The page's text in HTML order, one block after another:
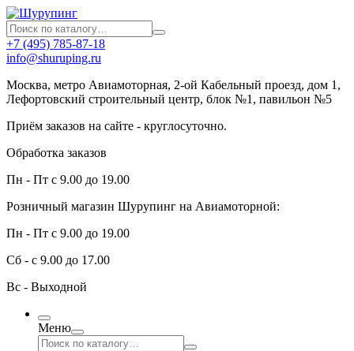
+7 (495) 785-87-18
info@shuruping.ru
Москва, метро Авиамоторная, 2-ой Кабельный проезд, дом 1,
Лефортовский строительный центр, блок №1, павильон №5
Приём заказов на сайте - круглосуточно.
Обработка заказов
Пн - Пт с 9.00 до 19.00
Розничный магазин Шурупинг на Авиамоторной:
Пн - Пт с 9.00 до 19.00
Сб - с 9.00 до 17.00
Вс - Выходной
Меню